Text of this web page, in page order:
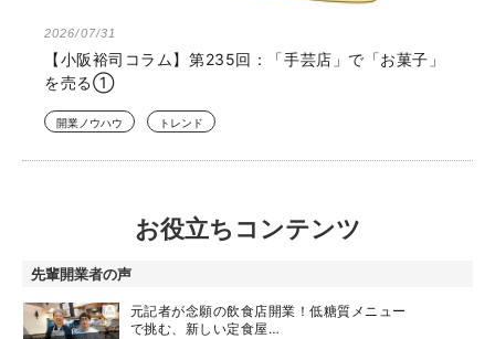
2026/07/31
【小阪裕司コラム】第235回：「手芸店」で「お菓子」
を売る①
開業ノウハウ トレンド
お役立ちコンテンツ
先輩開業者の声
元記者が念願の飲食店開業！低糖質メニュー
で挑む、新しい定食屋…